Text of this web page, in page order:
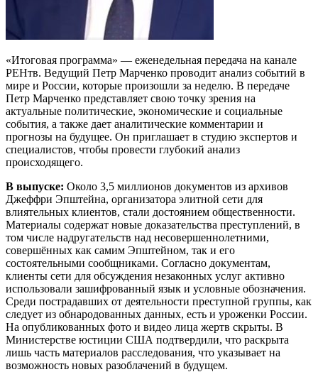
«Итоговая программа» — еженедельная передача на канале
РЕНтв. Ведущий Петр Марченко проводит анализ событий в
мире и России, которые произошли за неделю. В передаче
Петр Марченко представляет свою точку зрения на
актуальные политические, экономические и социальные
события, а также дает аналитические комментарии и
прогнозы на будущее. Он приглашает в студию экспертов и
специалистов, чтобы провести глубокий анализ
происходящего.
В выпуске: Около 3,5 миллионов документов из архивов
Джеффри Эпштейна, организатора элитной сети для
влиятельных клиентов, стали достоянием общественности.
Материалы содержат новые доказательства преступлений, в
том числе надругательств над несовершеннолетними,
совершённых как самим Эпштейном, так и его
состоятельными сообщниками. Согласно документам,
клиенты сети для обсуждения незаконных услуг активно
использовали зашифрованный язык и условные обозначения.
Среди пострадавших от деятельности преступной группы, как
следует из обнародованных данных, есть и уроженки России.
На опубликованных фото и видео лица жертв скрыты. В
Министерстве юстиции США подтвердили, что раскрыта
лишь часть материалов расследования, что указывает на
возможность новых разоблачений в будущем.